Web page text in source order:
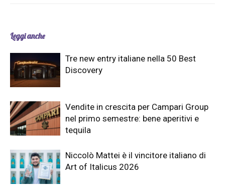
Leggi anche
Tre new entry italiane nella 50 Best
Discovery
Vendite in crescita per Campari Group
nel primo semestre: bene aperitivi e
tequila
Niccolò Mattei è il vincitore italiano di
Art of Italicus 2026